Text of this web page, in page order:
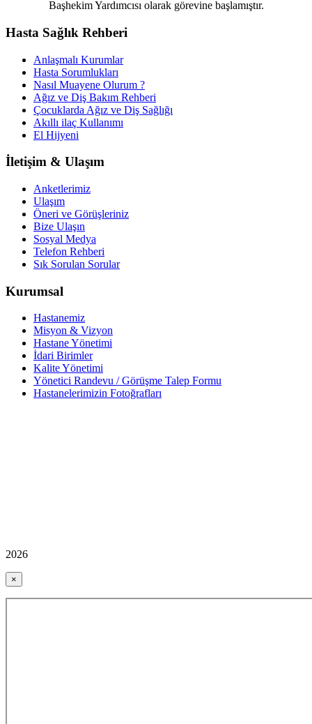
Başhekim Yardımcısı olarak görevine başlamıştır.
Hasta Sağlık Rehberi
Anlaşmalı Kurumlar
Hasta Sorumlukları
Nasıl Muayene Olurum ?
Ağız ve Diş Bakım Rehberi
Çocuklarda Ağız ve Diş Sağlığı
Akıllı ilaç Kullanımı
El Hijyeni
İletişim & Ulaşım
Anketlerimiz
Ulaşım
Öneri ve Görüşleriniz
Bize Ulaşın
Sosyal Medya
Telefon Rehberi
Sık Sorulan Sorular
Kurumsal
Hastanemiz
Misyon & Vizyon
Hastane Yönetimi
İdari Birimler
Kalite Yönetimi
Yönetici Randevu / Görüşme Talep Formu
Hastanelerimizin Fotoğrafları
2026
×